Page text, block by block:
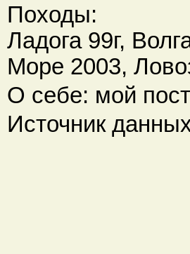
Походы:
Ладога 99г,
Море 2003,
О себе: мой
Источник